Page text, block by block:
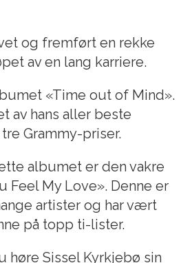
og fremført en rekke
av en lang karriere.
«Time out of Mind».
av hans aller beste
Grammy-priser.
albumet er den vakre
Feel My Love». Denne er
artister og har vært
på topp ti-lister.
høre Sissel Kyrkjebø sin